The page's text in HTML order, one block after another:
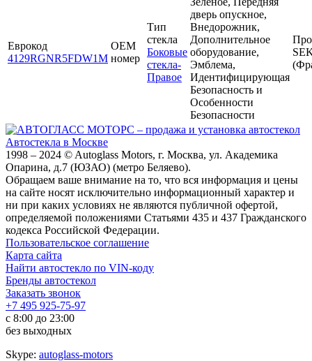
Еврокод
4129RGNR5FDW1M
OEM
номер
Тип
стекла
Боковые
стекла-
Правое
дверь опускное,
Внедорожник,
Дополнительное
оборудование,
Эмблема,
Идентифицирующая
Безопасность и
Особенности
Безопасности
Автостекла в Москве
1998 – 2024 © Autoglass Motors, г. Москва, ул. Академика
Опарина, д.7 (ЮЗАО) (метро Беляево).
Обращаем ваше внимание на то, что вся информация и цены
на сайте носят исключительно информационный характер и
ни при каких условиях не являются публичной офертой,
определяемой положениями Статьями 435 и 437 Гражданского
кодекса Российской Федерации.
Пользовательское соглашение
Карта сайта
Найти автостекло по VIN-коду
Бренды автостекол
Заказать звонок
+7 495 925-75-97
с 8:00 до 23:00
без выходных
Skype: autoglass-motors